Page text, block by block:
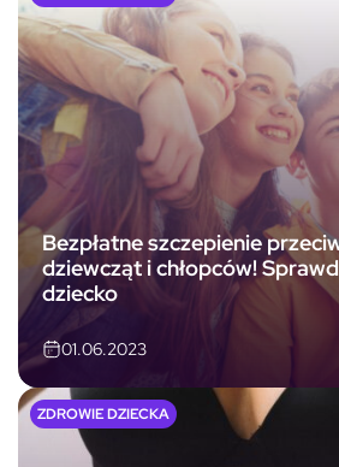
Bezpłatne szczepienie
dziewcząt i chłopców!
dziecko
01.06.2023
ZDROWIE DZIECKA